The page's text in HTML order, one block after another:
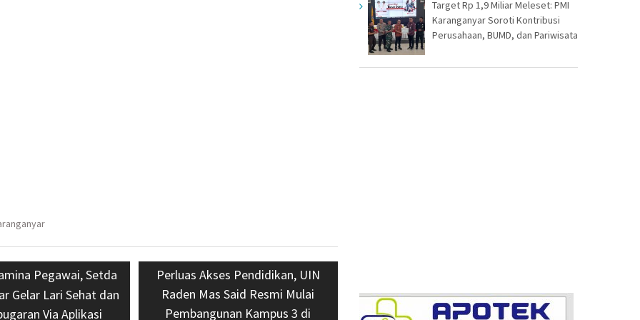
Pegawai, Setda
Gelar Lari Sehat dan
Via Aplikasi
Next
post:
Perluas Akses Pendidikan, UIN
Raden Mas Said Resmi Mulai
Pembangunan Kampus 3 di
Target Rp 1,9 Miliar Meleset: PMI
Karanganyar Soroti Kontribusi
Perusahaan, BUMD, dan Pariwisata